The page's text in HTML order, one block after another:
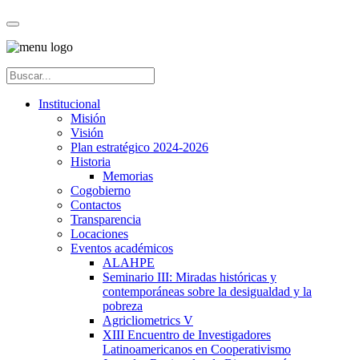
Institucional
Misión
Visión
Plan estratégico 2024-2026
Historia
Memorias
Cogobierno
Contactos
Transparencia
Locaciones
Eventos académicos
ALAHPE
Seminario III: Miradas históricas y
contemporáneas sobre la desigualdad y la
pobreza
Agricliometrics V
XIII Encuentro de Investigadores
Latinoamericanos en Cooperativismo